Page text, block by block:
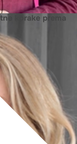
korake prema